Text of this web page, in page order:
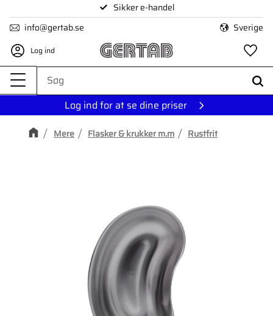
Menu
Sikker e-handel
info@gertab.se
Sverige
Log ind
Log ind for at se dine priser
Mere Flasker & krukker m.m Rustfrit